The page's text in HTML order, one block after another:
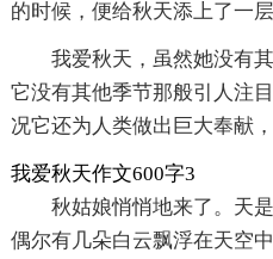
的时候，便给秋天添上了一
我爱秋天，虽然她没有
它没有其他季节那般引人注
况它还为人类做出巨大奉献
我爱秋天作文600字3
秋姑娘悄悄地来了。天
偶尔有几朵白云飘浮在天空